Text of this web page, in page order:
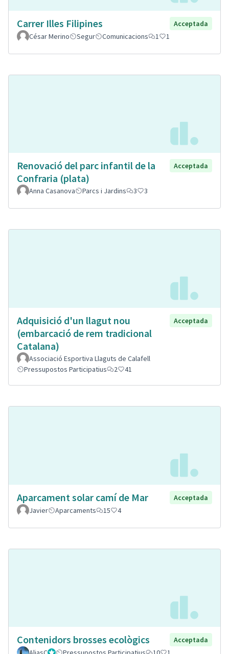
Carrer Illes Filipines
Acceptada
César Merino
Segur Comunicacions 1 1
Renovació del parc infantil de la
Confraria (plata)
Acceptada
Anna Casanova Parcs i Jardins 3 3
Adquisició d'un llagut nou
(embarcació de rem tradicional
Catalana)
Acceptada
Associació Esportiva Llaguts de Calafell
Pressupostos Participatius
2 41
Aparcament solar camí de Mar
Acceptada
Javier
Aparcaments 15 4
Contenidors brosses ecològics
Acceptada